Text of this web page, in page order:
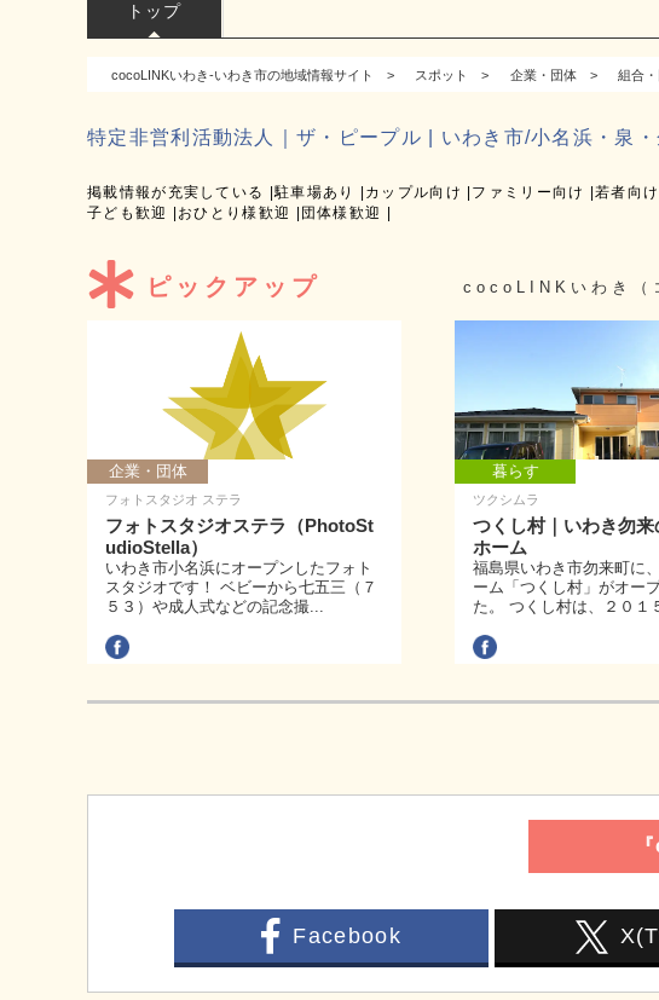
トップ
cocoLINKいわき-いわき市の地域情報サイト スポット 企業・団体 組合
特定非営利活動法人｜ザ・ピープル | いわき市/小名浜・泉
掲載情報が充実している 駐車場あり カップル向け ファミリー向け 若者向け
子ども歓迎
おひとり様歓迎 団体様歓迎
ピックアップ cocoLINKいわき（
企業・団体
フォトスタジオ ステラ
フォトスタジオステラ（PhotoSt
udioStella）
いわき市小名浜にオープンしたフォト
スタジオです！ ベビーから七五三（７
５３）や成人式などの記念撮...
暮らす
ツクシムラ
つくし村｜いわき勿来
ホーム
福島県いわき市勿来町に
ーム「つくし村」がオー
た。 つくし村は、２０１
Facebook